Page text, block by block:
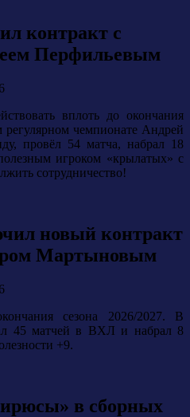
контракт с
Перфильевым
вплоть до окончания
чемпионате Андрей
провёл 54 матча, набрал 18
игроком «крылатых» с
сотрудничество!
новый контракт
Мартыновым
сезона 2026/2027. В
45 матчей в ВХЛ и набрал 8
+9.
в сборных